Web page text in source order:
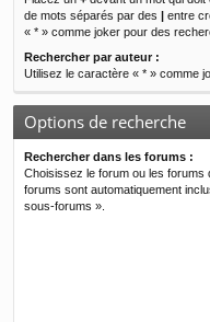
de mots séparés par des | entre
« * » comme joker pour des
Rechercher par auteur :
Utilisez le caractère « * » comme
Options de recherche
Rechercher dans les forums :
Choisissez le forum ou les
forums sont automatiquement
sous-forums ».